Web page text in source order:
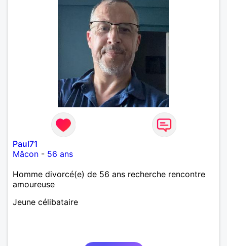
Paul71
Mâcon - 56 ans
Homme divorcé(e) de 56 ans recherche rencontre
amoureuse
Jeune célibataire